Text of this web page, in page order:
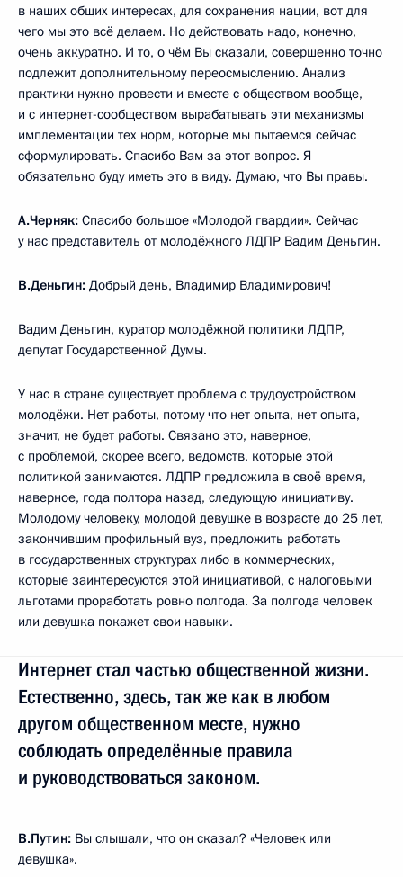
в наших общих интересах, для сохранения нации, вот для
чего мы это всё делаем. Но действовать надо, конечно,
очень аккуратно. И то, о чём Вы сказали, совершенно точно
подлежит дополнительному переосмыслению. Анализ
практики нужно провести и вместе с обществом вообще,
и с интернет-сообществом вырабатывать эти механизмы
имплементации тех норм, которые мы пытаемся сейчас
сформулировать. Спасибо Вам за этот вопрос. Я
обязательно буду иметь это в виду. Думаю, что Вы правы.
А.Черняк: Спасибо большое «Молодой гвардии». Сейчас
у нас представитель от молодёжного ЛДПР Вадим Деньгин.
В.Деньгин: Добрый день, Владимир Владимирович!
Вадим Деньгин, куратор молодёжной политики ЛДПР,
депутат Государственной Думы.
У нас в стране существует проблема с трудоустройством
молодёжи. Нет работы, потому что нет опыта, нет опыта,
значит, не будет работы. Связано это, наверное,
с проблемой, скорее всего, ведомств, которые этой
политикой занимаются. ЛДПР предложила в своё время,
наверное, года полтора назад, следующую инициативу.
Молодому человеку, молодой девушке в возрасте до 25 лет,
закончившим профильный вуз, предложить работать
в государственных структурах либо в коммерческих,
которые заинтересуются этой инициативой, с налоговыми
льготами проработать ровно полгода. За полгода человек
или девушка покажет свои навыки.
Интернет стал частью общественной жизни.
Естественно, здесь, так же как в любом
другом общественном месте, нужно
соблюдать определённые правила
и руководствоваться законом.
В.Путин: Вы слышали, что он сказал? «Человек или
девушка».